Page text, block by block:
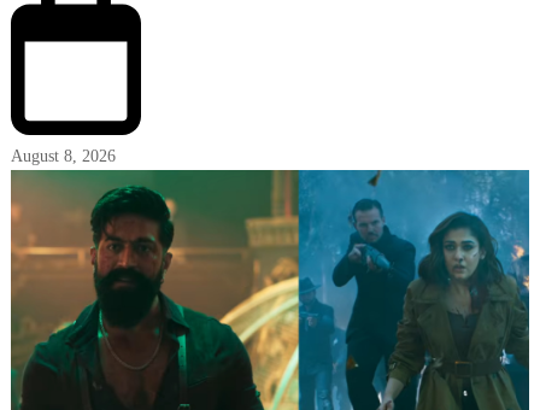
August 8, 2026